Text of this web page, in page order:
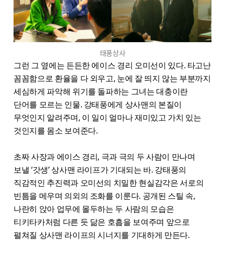
태풍상사
그런 그 옆에는 든든한 에이스 경리 오미선이 있다. 타고난
꼼꼼함으로 환율을 다 외우고, 눈에 잘 띄지 않는 부분까지
세심하게 파악해 위기를 돌파하는 그녀는 대충이란
단어를 모르는 인물. 강태풍에게 상사맨의 본질이
무엇인지 알려주며, 이 일이 얼마나 재미있고 가치 있는
것인지를 몸소 보여준다.
초짜 사장과 에이스 경리, 극과 극의 두 사람이 만나며
보낼 ‘갓생’ 상사맨 라이프가 기대되는 바. 강태풍의
직감적인 추진력과 오미선의 치밀한 현실감각은 서로의
빈틈을 메우며 의외의 조화를 이룬다. 공개된 스틸 속,
나란히 앉아 업무에 몰두하는 두 사람의 모습은
티키타카처럼 다른 듯 닮은 호흡을 보여주며 앞으로
펼쳐질 상사맨 라이프의 시너지를 기대하게 만든다.